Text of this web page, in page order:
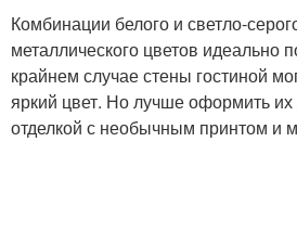
Комбинации белого и светло-
металлического цветов идеально
крайнем случае стены гостиной
яркий цвет. Но лучше оформить их
отделкой с необычным принтом и